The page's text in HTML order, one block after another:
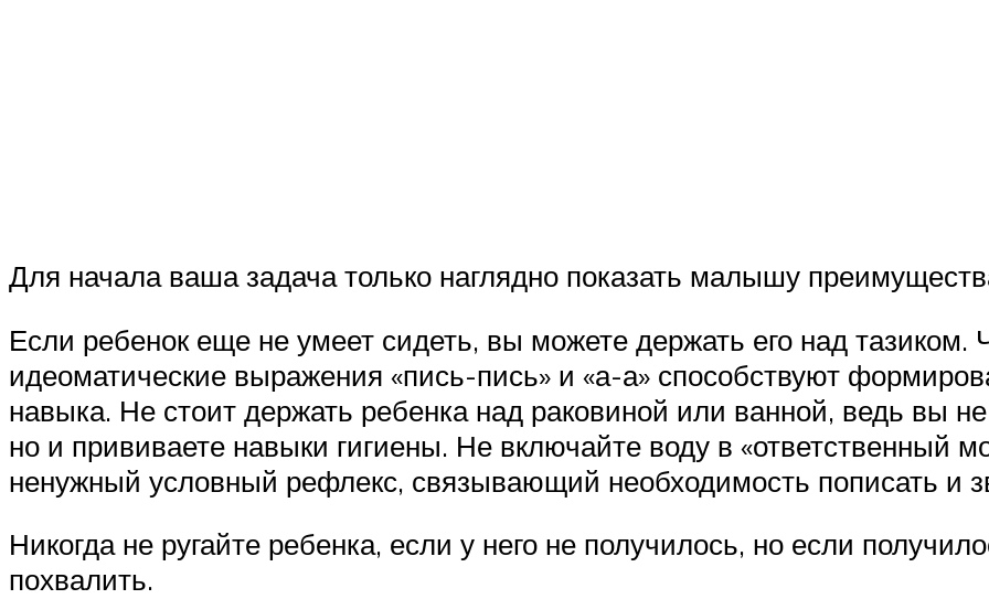
Для начала ваша задача только наглядно показать малышу
Если ребенок еще не умеет сидеть, вы можете держать его над тазиком.
идеоматические выражения «пись-пись» и «а-а» способствуют
навыка. Не стоит держать ребенка над раковиной или ванной, ведь вы
но и прививаете навыки гигиены. Не включайте воду в «ответственный
ненужный условный рефлекс, связывающий необходимость пописать и
Никогда не ругайте ребенка, если у него не получилось, но если
похвалить.